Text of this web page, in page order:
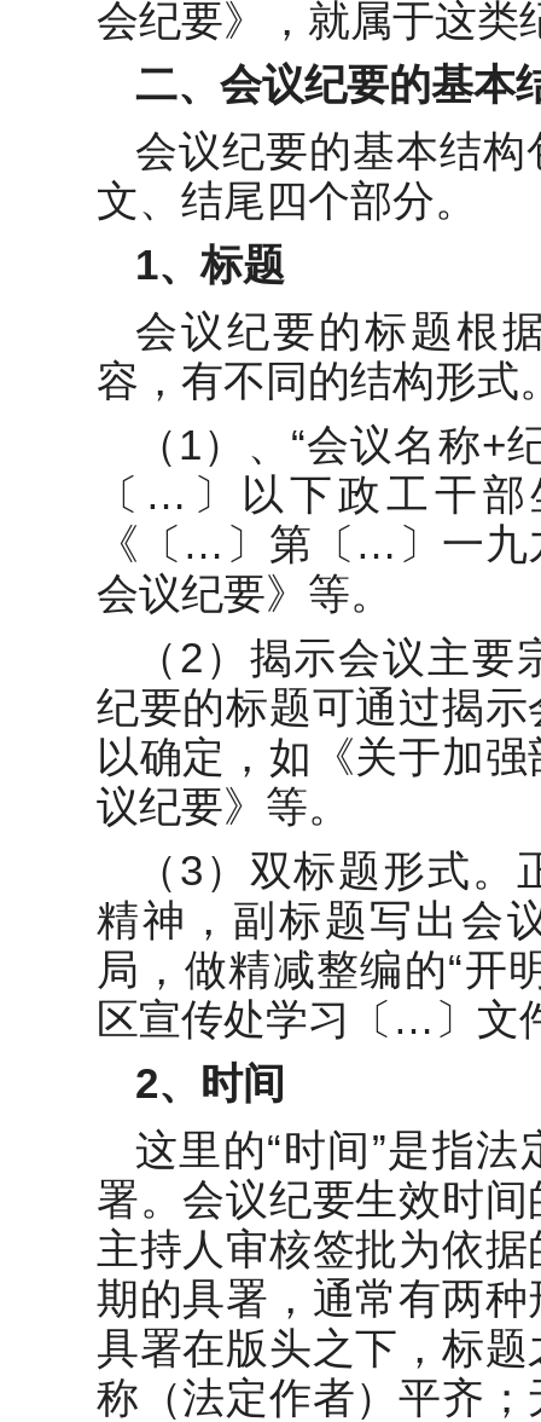
会纪要》，就属于这类
二、会议纪要的基本
会议纪要的基本结
文、结尾四个部分。
1、标题
会议纪要的标题根
容，有不同的结构形式
（1）、“会议名称+
〔…〕以下政工干
《〔…〕第〔…〕一九
会议纪要》等。
（2）揭示会议主
纪要的标题可通过揭
以确定，如《关于加
议纪要》等。
（3）双标题形式
精神，副标题写出会
局，做精减整编的“
区宣传处学习〔…〕文
2、时间
这里的“时间”是指
署。会议纪要生效时
主持人审核签批为依
期的具署，通常有两
具署在版头之下，标
称（法定作者）平齐